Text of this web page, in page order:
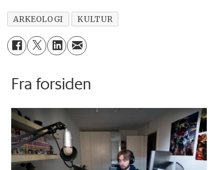
ARKEOLOGI KULTUR
Fra forsiden